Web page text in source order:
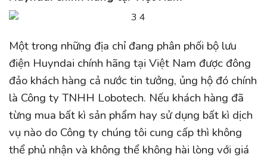
Một trong những địa chỉ đang phân phối bộ lưu
điện Huyndai chính hãng tại Việt Nam được đông
đảo khách hàng cả nước tin tưởng, ủng hộ đó chính
là Công ty TNHH Lobotech. Nếu khách hàng đã
từng mua bất kì sản phẩm hay sử dụng bất kì dịch
vụ nào do Công ty chúng tôi cung cấp thì không
thể phủ nhận và không thể không hài lòng với giá